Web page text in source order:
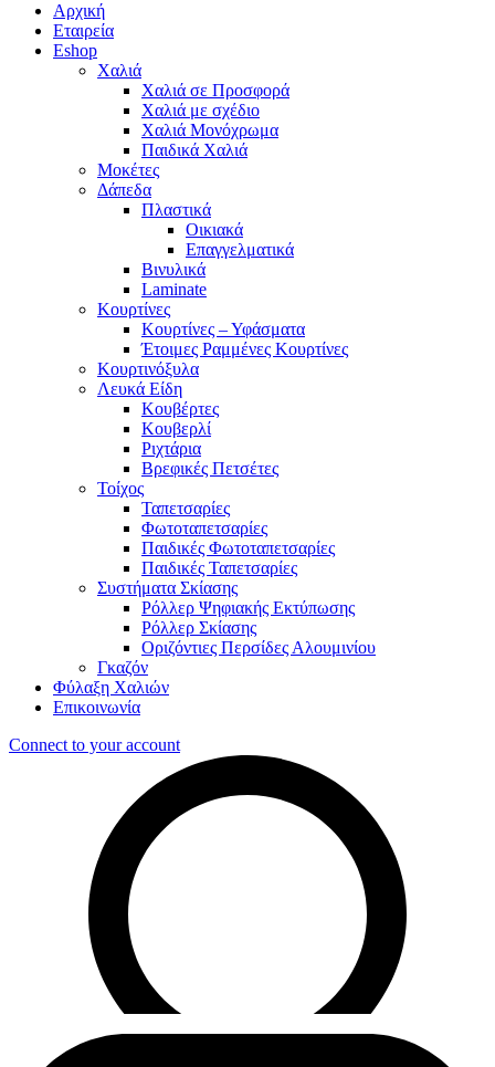
Αρχική
Εταιρεία
Eshop
Χαλιά
Χαλιά σε Προσφορά
Χαλιά με σχέδιο
Χαλιά Μονόχρωμα
Παιδικά Χαλιά
Μοκέτες
Δάπεδα
Πλαστικά
Οικιακά
Επαγγελματικά
Βινυλικά
Laminate
Κουρτίνες
Κουρτίνες – Υφάσματα
Έτοιμες Ραμμένες Κουρτίνες
Κουρτινόξυλα
Λευκά Είδη
Κουβέρτες
Κουβερλί
Ριχτάρια
Βρεφικές Πετσέτες
Τοίχος
Ταπετσαρίες
Φωτοταπετσαρίες
Παιδικές Φωτοταπετσαρίες
Παιδικές Ταπετσαρίες
Συστήματα Σκίασης
Ρόλλερ Ψηφιακής Εκτύπωσης
Ρόλλερ Σκίασης
Οριζόντιες Περσίδες Αλουμινίου
Γκαζόν
Φύλαξη Χαλιών
Επικοινωνία
Connect to your account